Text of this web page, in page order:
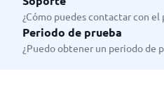
¿Cómo puedes contactar con el
Periodo de prueba
¿Puedo obtener un periodo de